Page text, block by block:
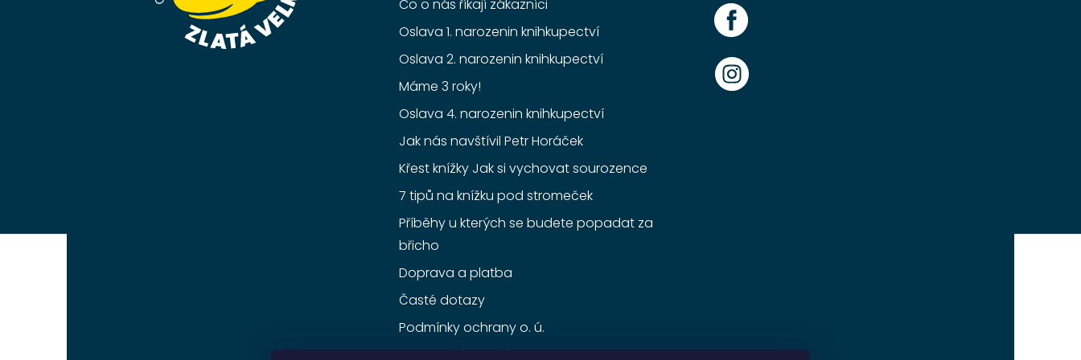
Co o nás říkají zákazníci
Oslava 1. narozenin knihkupectví
Oslava 2. narozenin knihkupectví
Máme 3 roky!
Oslava 4. narozenin knihkupectví
Jak nás navštívil Petr Horáček
Křest knížky Jak si vychovat sourozence
7 tipů na knížku pod stromeček
Příběhy u kterých se budete popadat za
břicho
Doprava a platba
Časté dotazy
Podmínky ochrany o. ú.
Obchodní podmínky